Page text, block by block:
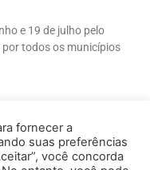
e 19 de julho pelo
por todos os municípios
fornecer a
suas preferências
você concorda